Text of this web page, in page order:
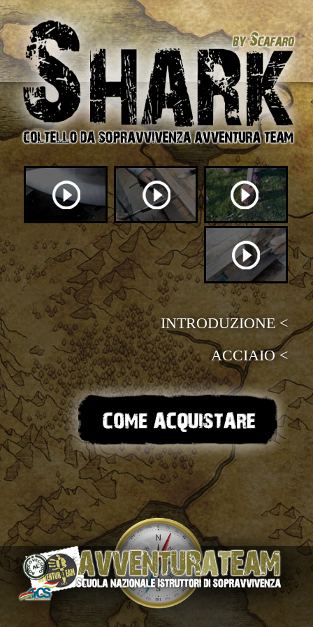
INTRODUZIONE <
ACCIAIO <